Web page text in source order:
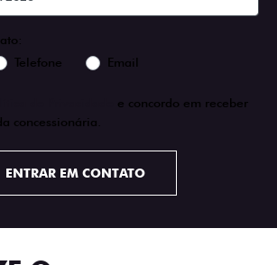
Telefone Email
e concordo em receber
concessionária.
ENTRAR EM CONTATO